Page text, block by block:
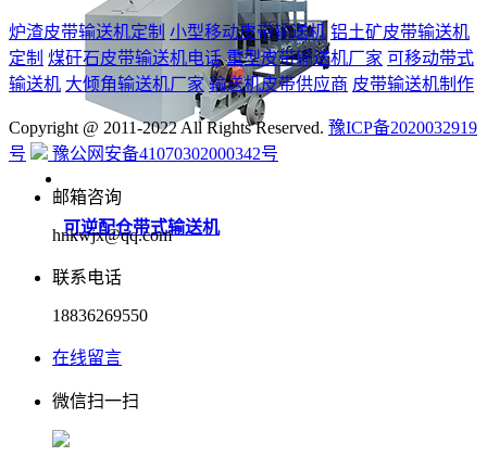
可逆配仓带式输送机
炉渣皮带输送机定制 小型移动皮带输送机 铝土矿皮带输送机
定制 煤矸石皮带输送机电话 重型皮带输送机厂家 可移动带式
输送机 大倾角输送机厂家 输送机皮带供应商 皮带输送机制作
Copyright @ 2011-2022 All Rights Reserved. 豫ICP备2020032919
号
豫公网安备41070302000342号
邮箱咨询
hnkwjx@qq.com
联系电话
18836269550
在线留言
微信扫一扫